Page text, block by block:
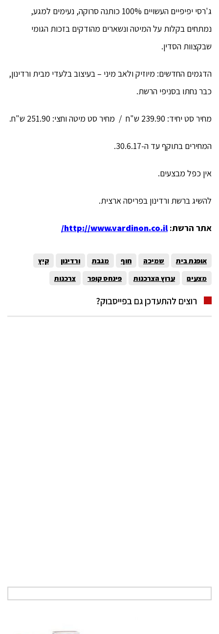
ג'רסי יפיפיים העשויים 100% כותנה סרוקה, נעימים למגע,
נמתחים בקלות על המיטה ונשארים מהודקים בזכות הגומי
שבקצוות הסדין.
הדגמים החדשים: מיוזיק ולאב מיני – בעיצוב בלעדי מבית ורדינון,
כבר נחתו בסניפי הרשת.
מחיר סט יחיד: 239.90 ש"ח / מחיר סט מיטה וחצי: 251.90 ש"ח.
המחירים בתוקף עד ה-30.6.17.
אין כפל מבצעים.
להשיג ברשת ורדינון בפריסה ארצית.
אתר הרשת:http://www.vardinon.co.il/
אופנת בית שמיכה חוף מגבת ורדינון
קיץ
מצעים
ערוץ הצרכנות פינחס קופר צרכנות
רוצים להתעדכן גם בפייסבוק?